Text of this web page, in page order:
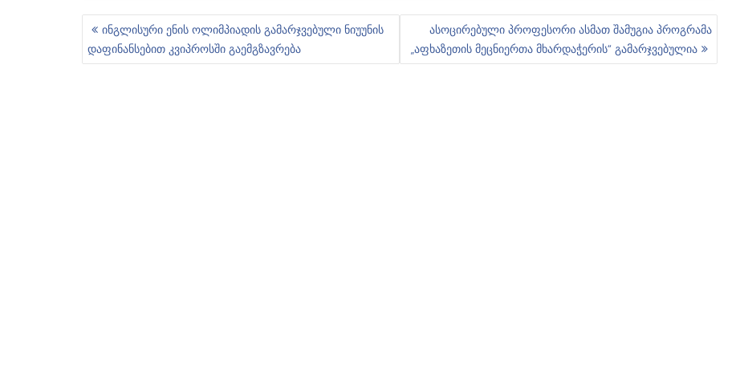
Ო
ინგლისური ენის ოლიმპიადის გამარჯვებული ნიუუნის
დაფინანსებით კვიპროსში გაემგზავრება
ასოცირებული პროფესორი ასმათ შამუგია პროგრამა
„აფხაზეთის მეცნიერთა მხარდაჭერის“ გამარჯვებულია